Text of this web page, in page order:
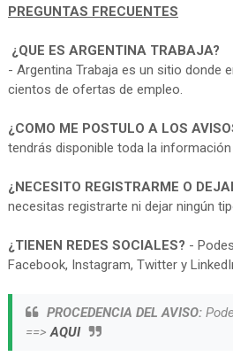
PREGUNTAS FRECUENTES
¿QUE ES ARGENTINA TRABAJA?
- Argentina Trabaja es un sitio donde
cientos de ofertas de empleo.
¿COMO ME POSTULO A LOS
tendrás disponible toda la
¿NECESITO REGISTRARME O
necesitas registrarte ni dejar ningún
¿TIENEN REDES SOCIALES? -
Facebook, Instagram, Twitter y
PROCEDENCIA DEL AVISO:
==>AQUI